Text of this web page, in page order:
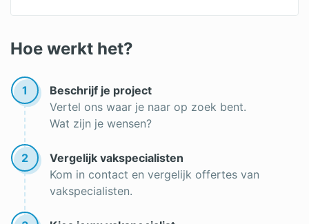
Stappenplan: Huis verbouwen
Huis verbouwen
Aannemer Amsterdam
16 bespaartips verbouwing
Hoe werkt het?
1
Beschrijf je project
Vertel ons waar je naar op zoek bent.
Wat zijn je wensen?
2
Vergelijk vakspecialisten
Kom in contact en vergelijk offertes van
vakspecialisten.